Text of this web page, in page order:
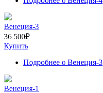
Венеция-3
36 500₽
Купить
Подробнее о Венеция-3
Венеция-1